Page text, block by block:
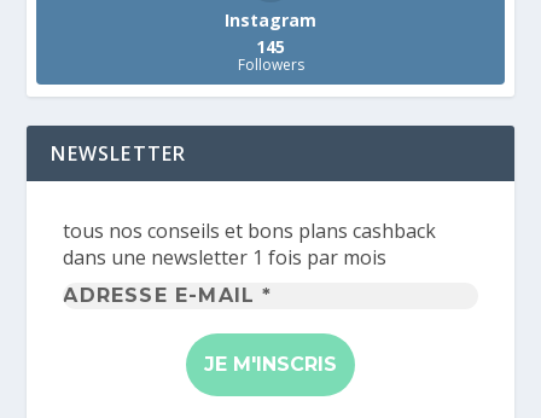
Instagram
145
Followers
NEWSLETTER
tous nos conseils et bons plans cashback
dans une newsletter 1 fois par mois
Adresse
mail
*